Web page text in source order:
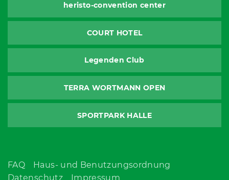
heristo-convention center
COURT HOTEL
Legenden Club
TERRA WORTMANN OPEN
SPORTPARK HALLE
FAQ
Haus- und Benutzungsordnung
Datenschutz
Impressum